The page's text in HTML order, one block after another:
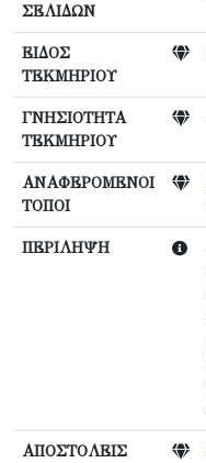
ΣΕΛΙΔΩΝ
ΕΙΔΟΣ
ΤΕΚΜΗΡΙΟΥ
ΓΝΗΣΙΟΤΗΤΑ
ΤΕΚΜΗΡΙΟΥ
ΑΝΑΦΕΡΟΜΕΝΟΙ
ΤΟΠΟΙ
ΠΕΡΙΛΗΨΗ
ΑΠΟΣΤΟΛΕΙΣ